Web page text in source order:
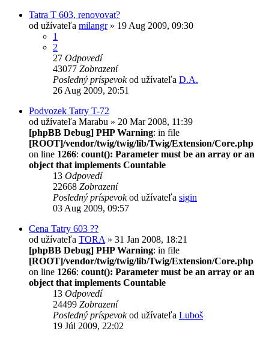
Tatra T 603, renovovat?
od užívateľa milangr» 19 Aug 2009, 09:30
1
2
27 Odpovedí
43077 Zobrazení
Posledný príspevokod užívateľa D.A.
26 Aug 2009, 20:51
Podvozek Tatry T-72
od užívateľa Marabu » 20 Mar 2008, 11:39
[phpBB Debug] PHP Warning: in file
[ROOT]/vendor/twig/twig/lib/Twig/Extension/Core.php
on line 1266: count(): Parameter must be an array or an
object that implements Countable
13 Odpovedí
22668 Zobrazení
Posledný príspevokod užívateľa sigin
03 Aug 2009, 09:57
Cena Tatry 603 ??
od užívateľa TORA » 31 Jan 2008, 18:21
[phpBB Debug] PHP Warning: in file
[ROOT]/vendor/twig/twig/lib/Twig/Extension/Core.php
on line 1266: count(): Parameter must be an array or an
object that implements Countable
13 Odpovedí
24499 Zobrazení
Posledný príspevokod užívateľa Luboš
19 Júl 2009, 22:02